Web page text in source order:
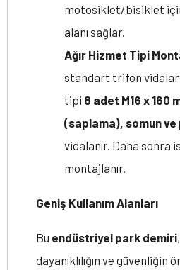
motosiklet/bisiklet
alanı sağlar.
Ağır Hizmet Tipi
standart trifon vidalar
tipi 8 adet M16 x 160
(saplama), somun ve
vidalanır. Daha sonra
montajlanır.
Geniş Kullanım Alanları
Bu endüstriyel park demiri
dayanıklılığın ve güvenliğin